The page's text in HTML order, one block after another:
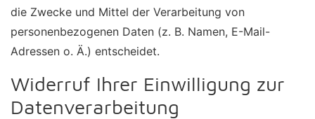
die Zwecke und Mittel der Verarbeitung von
personenbezogenen Daten (z. B. Namen, E-Mail-
Adressen o. Ä.) entscheidet.
Widerruf Ihrer Einwilligung zur
Datenverarbeitung